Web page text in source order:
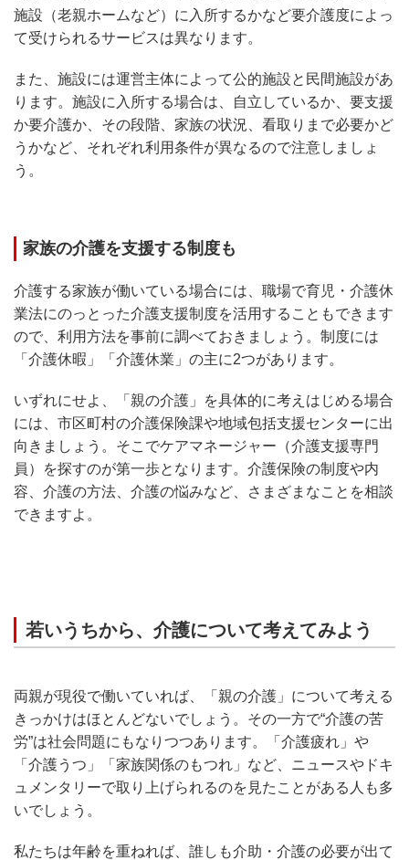
施設（老親ホームなど）に入所するかなど要介護度によっ
て受けられるサービスは異なります。
また、施設には運営主体によって公的施設と民間施設があ
ります。施設に入所する場合は、自立しているか、要支援
か要介護か、その段階、家族の状況、看取りまで必要かど
うかなど、それぞれ利用条件が異なるので注意しましょ
う。
家族の介護を支援する制度も
介護する家族が働いている場合には、職場で育児・介護休
業法にのっとった介護支援制度を活用することもできます
ので、利用方法を事前に調べておきましょう。制度には
「介護休暇」「介護休業」の主に2つがあります。
いずれにせよ、「親の介護」を具体的に考えはじめる場合
には、市区町村の介護保険課や地域包括支援センターに出
向きましょう。そこでケアマネージャー（介護支援専門
員）を探すのが第一歩となります。介護保険の制度や内
容、介護の方法、介護の悩みなど、さまざまなことを相談
できますよ。
若いうちから、介護について考えてみよう
両親が現役で働いていれば、「親の介護」について考える
きっかけはほとんどないでしょう。その一方で“介護の苦
労”は社会問題にもなりつつあります。「介護疲れ」や
「介護うつ」「家族関係のもつれ」など、ニュースやドキ
ュメンタリーで取り上げられるのを見たことがある人も多
いでしょう。
私たちは年齢を重ねれば、誰しも介助・介護の必要が出て